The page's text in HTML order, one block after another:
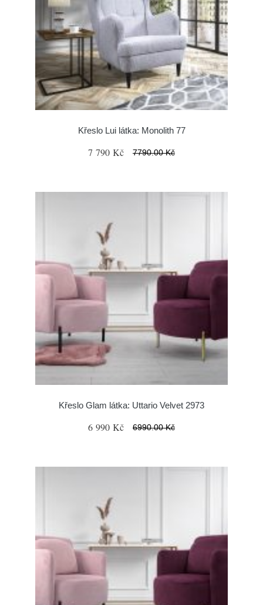
Křeslo Lui látka: Monolith 77
7 790 Kč 7790.00 Kč
Křeslo Glam látka: Uttario Velvet 2973
6 990 Kč 6990.00 Kč